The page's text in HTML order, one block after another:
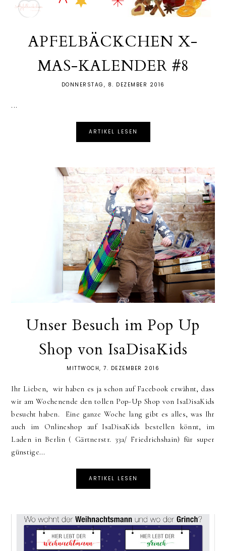
APFELBÄCKCHEN X-
MAS-KALENDER #8
DONNERSTAG, 8. DEZEMBER 2016
...
ARTIKEL LESEN
Unser Besuch im Pop Up
Shop von IsaDisaKids
MITTWOCH, 7. DEZEMBER 2016
Ihr Lieben, wir haben es ja schon auf Facebook erwähnt, dass
wir am Wochenende den tollen Pop-Up Shop von IsaDisaKids
besucht haben. Eine ganze Woche lang gibt es alles, was Ihr
auch im Onlineshop auf IsaDisaKids bestellen könnt, im
Laden in Berlin ( Gärtnerstr. 33a/ Friedrichshain) für super
günstige...
ARTIKEL LESEN